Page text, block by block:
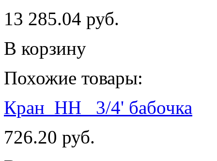
13 285.04 руб.
В корзину
Похожие товары:
Кран_НН_ 3/4' бабочка
726.20 руб.